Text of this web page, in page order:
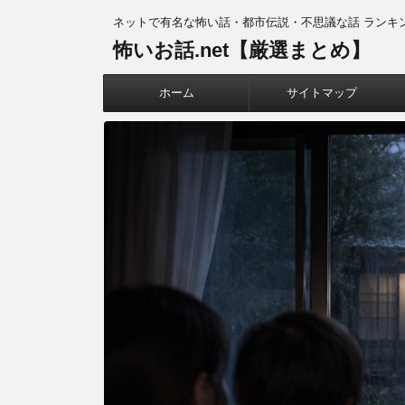
ネットで有名な怖い話・都市伝説・不思議な話 ランキ
怖いお話.net【厳選まとめ】
ホーム サイトマップ